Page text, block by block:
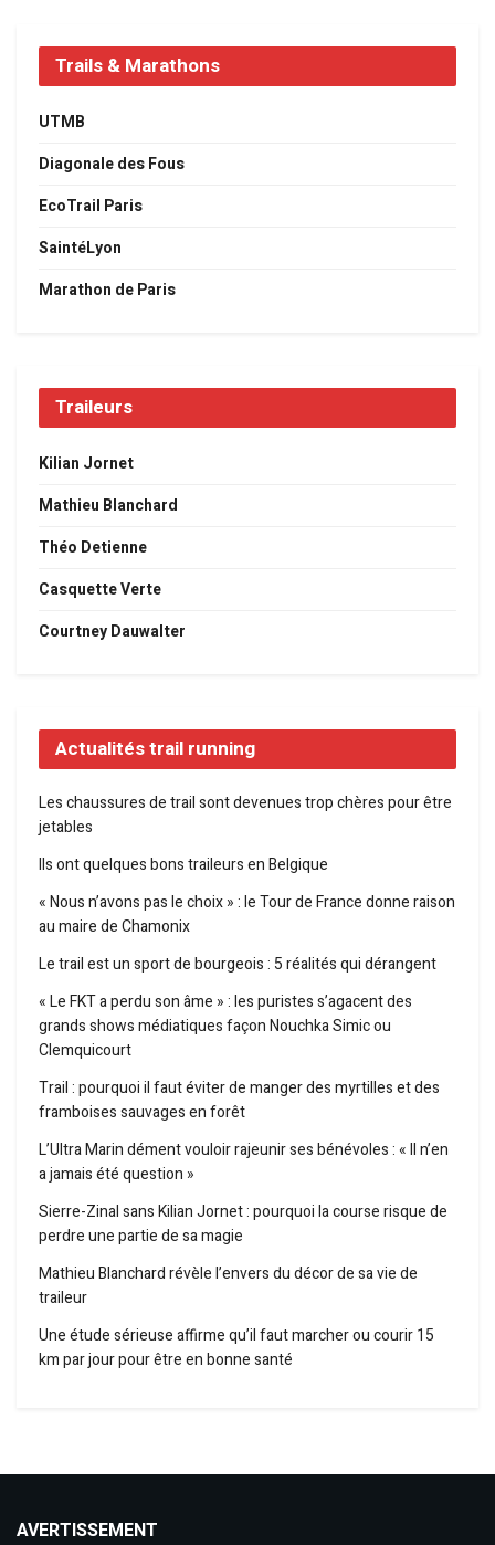
Trails & Marathons
UTMB
Diagonale des Fous
EcoTrail Paris
SaintéLyon
Marathon de Paris
Traileurs
Kilian Jornet
Mathieu Blanchard
Théo Detienne
Casquette Verte
Courtney Dauwalter
Actualités trail running
Les chaussures de trail sont devenues trop chères pour être
jetables
Ils ont quelques bons traileurs en Belgique
« Nous n’avons pas le choix » : le Tour de France donne raison
au maire de Chamonix
Le trail est un sport de bourgeois : 5 réalités qui dérangent
« Le FKT a perdu son âme » : les puristes s’agacent des
grands shows médiatiques façon Nouchka Simic ou
Clemquicourt
Trail : pourquoi il faut éviter de manger des myrtilles et des
framboises sauvages en forêt
L’Ultra Marin dément vouloir rajeunir ses bénévoles : « Il n’en
a jamais été question »
Sierre-Zinal sans Kilian Jornet : pourquoi la course risque de
perdre une partie de sa magie
Mathieu Blanchard révèle l’envers du décor de sa vie de
traileur
Une étude sérieuse affirme qu’il faut marcher ou courir 15
km par jour pour être en bonne santé
AVERTISSEMENT